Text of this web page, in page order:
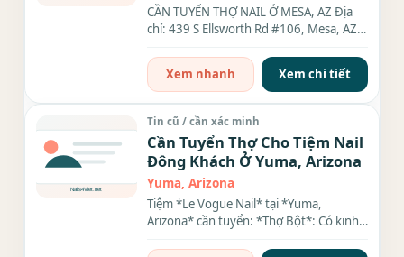
CẦN TUYỂN THỢ NAIL Ở MESA, AZ Địa
chỉ: 439 S Ellsworth Rd #106, Mesa, AZ
Xem nhanh
Xem chi tiết
Tin cũ / cần xác minh
Cần Tuyển Thợ Cho Tiệm Nail
Đông Khách Ở Yuma, Arizona
Yuma, Arizona
Tiệm *Le Vogue Nail* tại *Yuma,
Arizona* cần tuyển: *Thợ Bột*: Có kinh